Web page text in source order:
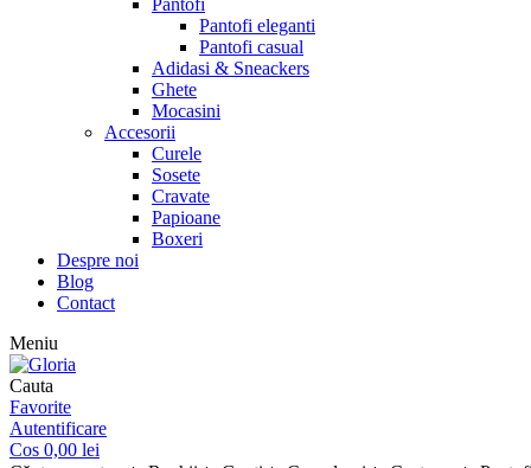
Pantofi
Pantofi eleganti
Pantofi casual
Adidasi & Sneackers
Ghete
Mocasini
Accesorii
Curele
Sosete
Cravate
Papioane
Boxeri
Despre noi
Blog
Contact
Meniu
Cauta
Favorite
Autentificare
Cos 0,00 lei